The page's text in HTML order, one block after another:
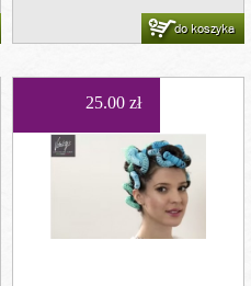
do koszyka
25.00 zł